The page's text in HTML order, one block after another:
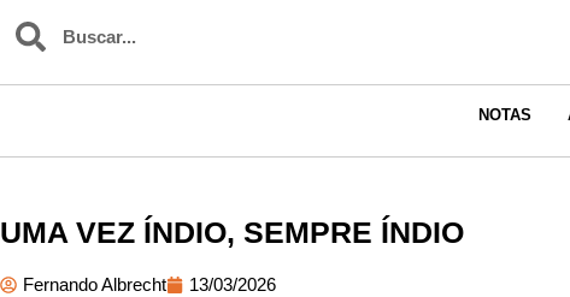
NOTAS
UMA VEZ ÍNDIO, SEMPRE ÍNDIO
Fernando Albrecht 13/03/2026